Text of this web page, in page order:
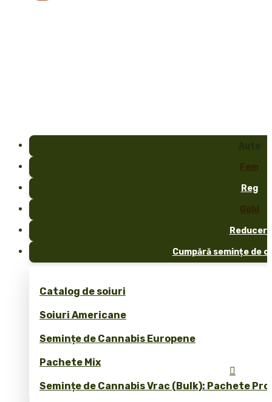
Fem
Reg
Gold
Reduceri
Cumpără semințe de
Catalog de soiuri
Soiuri Americane
Semințe de Cannabis Europene
Pachete Mix
Semințe de Cannabis Vrac (Bulk): Pachete
